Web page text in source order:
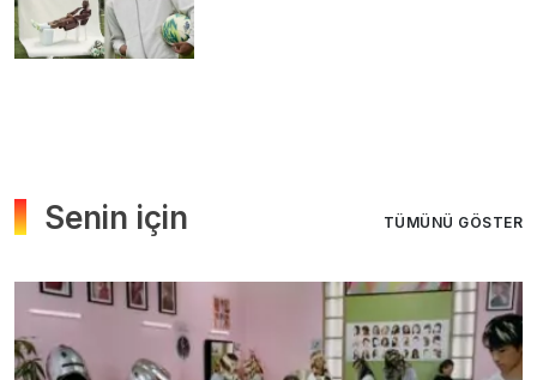
Senin için TÜMÜNÜ GÖSTER